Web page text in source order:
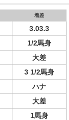
着差
3.03.3
1/2馬身
大差
3 1/2馬身
ハナ
大差
1馬身